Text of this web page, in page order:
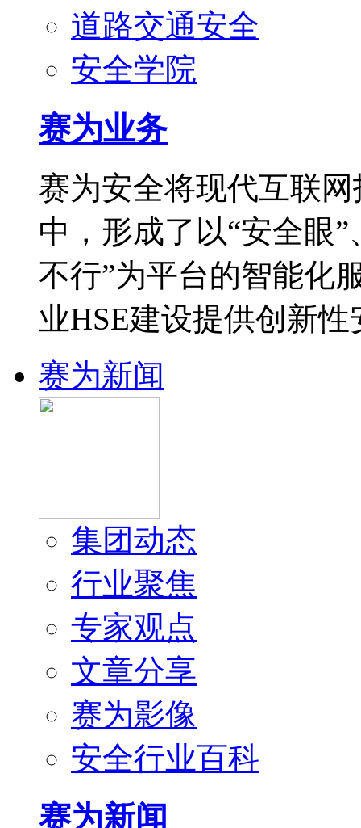
道路交通安全
安全学院
赛为业务
赛为安全将现代互联
中，形成了以“安全眼
不行”为平台的智能化
业HSE建设提供创新
赛为新闻
集团动态
行业聚焦
专家观点
文章分享
赛为影像
安全行业百科
赛为新闻